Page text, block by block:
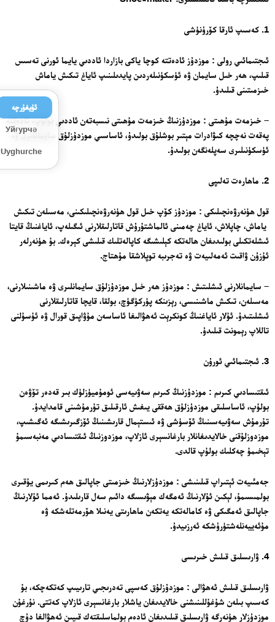
1. كەسىپ ئارقا كۆرۈنۈشى
ئىجتىمائىي رولى : موزدۇز ئادەتتە كوچا ياكى بازاردا ئاددىي يايما ئورنى تەسىس
قىلىپ، ھەر خىل سايمان ۋە ئۈسكۈنىلەردىن پايدىلىنىپ ئاياغ تىكىش ياماش
خىزمىتىنى قىلىدۇ.
– خىزمەت مۇھىتى : موزدۇزنىڭ خىزمەت مۇھىتى نىسبەتەن ئاددىي بولۇپ، ئادەتتە
پەقەت نەچچە كىۋادرات مېتىر بوشلۇق بولىدۇ، ئاساسىي موزدۇزلۇق سايمانلىرى ۋە
ئۈسكۈنىلىرى سەپلەنگەن بولىدۇ.
2. ماھارەت تەلىپى
قول ھۈنەرۋەنچىلىكى : موزدۇز كۆپ خىل قول ھۈنەرۋەنچىلىكىنى، مەسىلەن تىكىش
ياماش، چاپلاش، ئاياغ چەمىنى ئالماشتۇرۇش قاتارلىقلارنى ئىگىلەپ، ئاياغنىڭ قايتا
ئىشلەتكىلى بولىدىغان ھالەتكە كېلىشىگە كاپالەتلىك قىلىشى كېرەك. بۇ ھۈنەرلەر
ئۇزۇن ۋاقىت ئەمەلىيەت ۋە تەجرىبە توپلاشقا مۇھتاج.
– سايمانلارنى ئىشلىتىش : موزدۇز ھەر خىل موزدۇزلۇق سايمانلىرى ۋە ماشىنىلارنى،
مەسىلەن، تىكىش ماشىنىسى، رېزىنكە پۈركۈگۈچ، بولقا، قايچا قاتارلىقلارنى
ئىشلىتىدۇ. ئۇلار ئاياغنىڭ كونكرېت ئەھۋالىغا ئاساسەن مۇۋاپىق قورال ۋە ئۇسۇلنى
تاللاپ رېمونت قىلىدۇ.
3. ئىجتىمائىي ئورۇن
ئىقتىسادىي كىرىم : موزدۇزنىڭ كىرىم سەۋىيەسى ئومۇميۈزلۈك بىر قەدەر تۆۋەن
بولۇپ، ئاساسلىقى موزدۇزلۇق ھەققى يىغىش ئارقىلىق تۇرمۇشىنى قامدايدۇ.
تۇرمۇش سەۋىيەسىنىڭ ئۆسۈشى ۋە ئىستېمال قارىشىنىڭ ئۆزگىرىشىگە ئەگىشىپ،
موزدوزلۇقنى خالايدىغانلار بارغانسېرى ئازلاپ، موزدوزنىڭ ئىقتىسادىي مەنبەسىمۇ
تېخىمۇ چەكلىك بولۇپ قالدى.
جەمئىيەت ئېتىراپ قىلىنىشى : موزدۇزلارنىڭ خىزمىتى جاپالىق ھەم كىرىمى يۇقىرى
بولمىسىمۇ، لېكىن ئۇلارنىڭ ئەمگەك مېۋىسىگە دائىم سەل قارىلىدۇ. ئەمما ئۇلارنىڭ
جاپالىق ئەمگىكى ۋە كامالەتكە يەتكەن ماھارىتى يەنىلا ھۆرمەتلەشكە ۋە
مۇئەييەنلەشتۈرۈشكە ئەرزىيدۇ.
4. ۋارىسلىق قىلىش خىرىسى
ۋارىسلىق قىلىش ئەھۋالى : موزدۇزلۇق كەسپى تەدرىجىي تارىيىپ كەتكەچكە، بۇ
كەسىپ بىلەن شۇغۇللىنىشنى خالايدىغان ياشلار بارغانسېرى ئازلاپ كەتتى. نۇرغۇن
موزدۇزلار ھۈنەرگە ۋارىسلىق قىلىدىغان ئادەم بولماسلىقتەك قىيىن ئەھۋالغا دۇچ
ئۇيغۇرچە
Уйғурчә
Uyghurche